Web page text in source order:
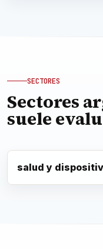
SECTORES
Sectores
suele
salud y